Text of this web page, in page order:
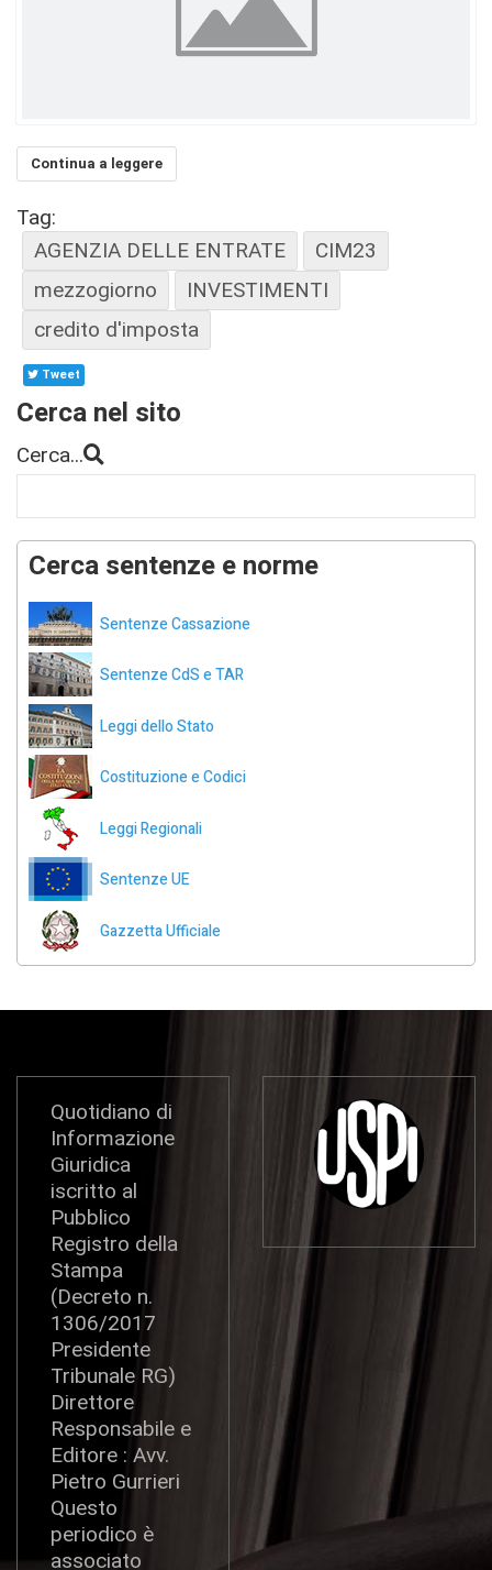
Continua a leggere
Tag:
AGENZIA DELLE ENTRATE
CIM23
mezzogiorno
INVESTIMENTI
credito d'imposta
Tweet
Cerca nel sito
Cerca...
Cerca sentenze e norme
Sentenze Cassazione
Sentenze CdS e TAR
Leggi dello Stato
Costituzione e Codici
Leggi Regionali
Sentenze UE
Gazzetta Ufficiale
Quotidiano di
Informazione
Giuridica
iscritto al
Pubblico
Registro della
Stampa
(Decreto n.
1306/2017
Presidente
Tribunale RG)
Direttore
Responsabile e
Editore : Avv.
Pietro Gurrieri
Questo
periodico è
associato